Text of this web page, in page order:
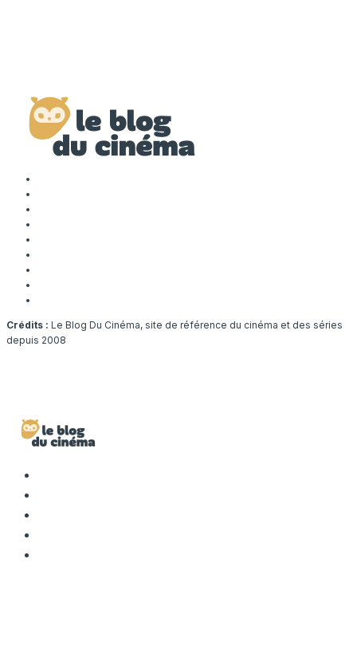
Crédits : Le Blog Du Cinéma, site de référence du cinéma et des séries
depuis 2008